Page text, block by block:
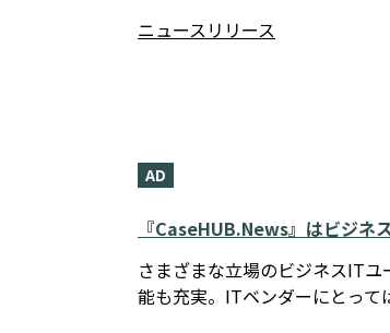
ニュースリリース
AD
『CaseHUB.News』はビジネ
さまざまな立場のビジネスIT
能も充実。ITベンダーにとって